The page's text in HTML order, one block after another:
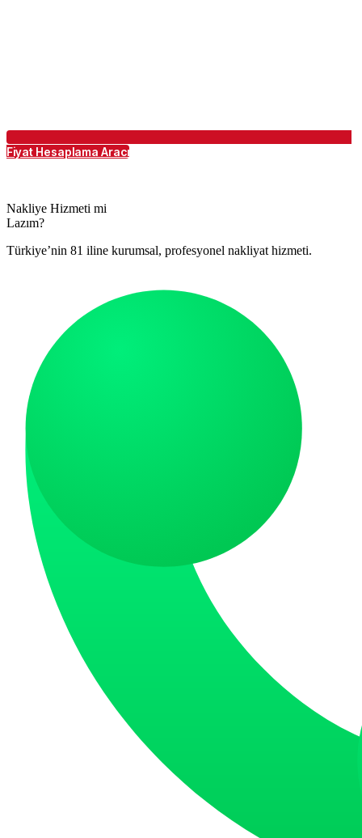
Fiyat Hesaplama Aracı
Nakliye Hizmeti mi
Lazım?
Türkiye’nin 81 iline kurumsal, profesyonel nakliyat hizmeti.